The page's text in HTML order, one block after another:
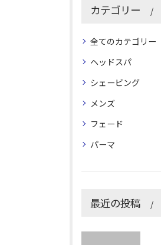
カテゴリー
全てのカテゴリー
ヘッドスパ
シェービング
メンズ
フェード
パーマ
最近の投稿